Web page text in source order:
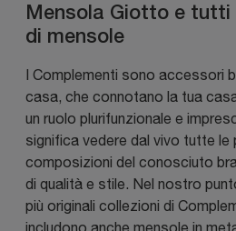
Mensola Giotto e tutti
di mensole
I Complementi sono accessori
casa, che connotano la tua
un ruolo plurifunzionale e
significa vedere dal vivo tutte le
composizioni del conosciuto
di qualità e stile. Nel nostro
più originali collezioni di
includono anche mensole in